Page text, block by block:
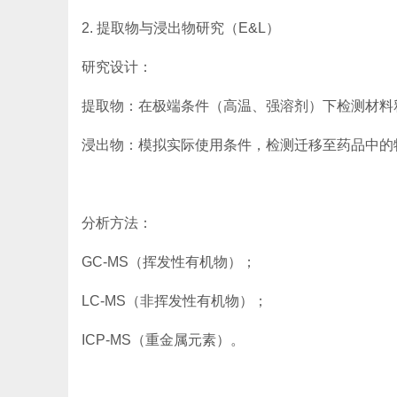
2. 提取物与浸出物研究（E&L）
研究设计：
提取物：在极端条件（高温、强溶剂）下检测材料
浸出物：模拟实际使用条件，检测迁移至药品中的
分析方法：
GC-MS（挥发性有机物）；
LC-MS（非挥发性有机物）；
ICP-MS（重金属元素）。